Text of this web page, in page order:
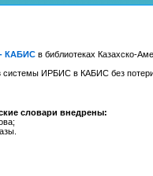
- КАБИС в библиотеках Казахско-
системы ИРБИС в КАБИС без
словари внедрены: